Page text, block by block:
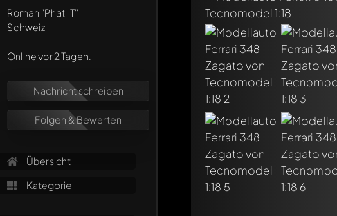
Roman "Phat-T"
Schweiz
Online vor 2 Tagen.
Nachricht schreiben
Folgen & Bewerten
Übersicht
Kategorie
Schreibe jetzt einen
Jeder Kommentar kann
Erwähne andere